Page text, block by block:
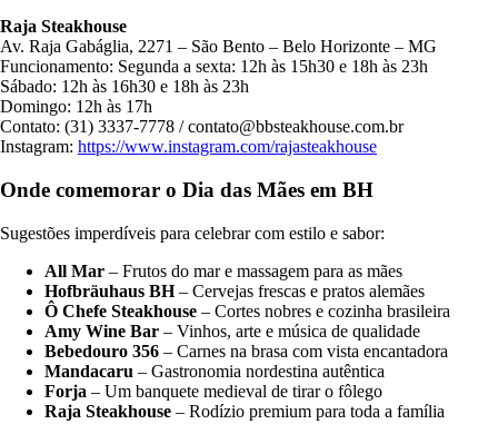
Raja Steakhouse
Av. Raja Gabáglia, 2271 – São Bento – Belo Horizonte – MG
Funcionamento: Segunda a sexta: 12h às 15h30 e 18h às 23h
Sábado: 12h às 16h30 e 18h às 23h
Domingo: 12h às 17h
Contato: (31) 3337-7778 / contato@bbsteakhouse.com.br
Instagram: https://www.instagram.com/rajasteakhouse
Onde comemorar o Dia das Mães em BH
Sugestões imperdíveis para celebrar com estilo e sabor:
All Mar – Frutos do mar e massagem para as mães
Hofbräuhaus BH– Cervejas frescas e pratos alemães
Ô Chefe Steakhouse – Cortes nobres e cozinha brasileira
Amy Wine Bar – Vinhos, arte e música de qualidade
Bebedouro 356 – Carnes na brasa com vista encantadora
Mandacaru – Gastronomia nordestina autêntica
Forja – Um banquete medieval de tirar o fôlego
Raja Steakhouse – Rodízio premium para toda a família